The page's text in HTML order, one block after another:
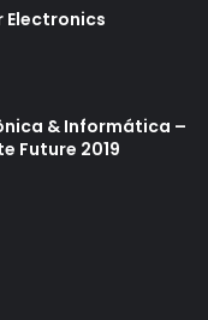
Electronics
& Informática –
Future 2019